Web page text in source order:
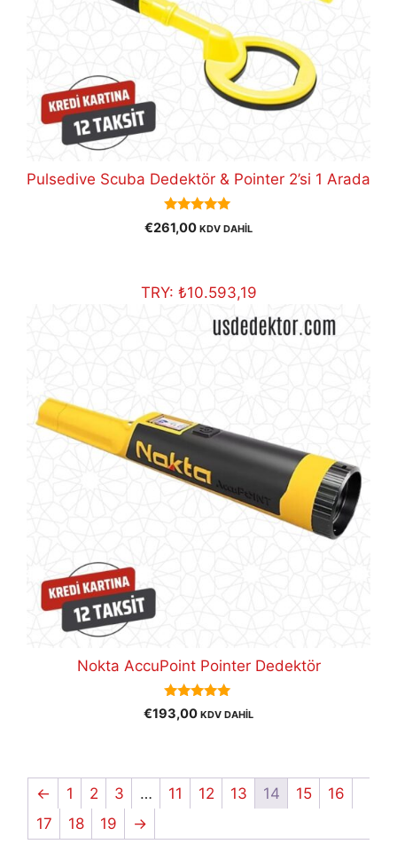
Pulsedive Scuba Dedektör & Pointer 2’si 1 Arada
5.00
out of 5
€261,00 KDV DAHİL
TRY: ₺10.593,19
Nokta AccuPoint Pointer Dedektör
5.00
out of 5
€193,00 KDV DAHİL
← 1 2 3 … 11 12 13 14 15
16
17
18 19 →